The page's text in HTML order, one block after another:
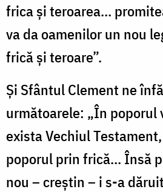
frica și teroarea…
va da oamenilor un nou
frică și teroare”.
Și Sfântul Clement ne
următoarele: „În poporul
exista Vechiul
poporul prin frică… Însă
nou – creștin – i s-a